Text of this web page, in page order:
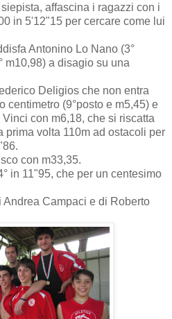
affascina i ragazzi con i
in 5'12"15 per cercare come lui
Antonino Lo Nano (3°
m10,98) a disagio su una
Deligios che non entra
centimetro (9°posto e m5,45) e
con m6,18, che si riscatta
prima volta 110m ad ostacoli per
con m33,35.
in 11"95, che per un centesimo
Andrea Campaci e di Roberto